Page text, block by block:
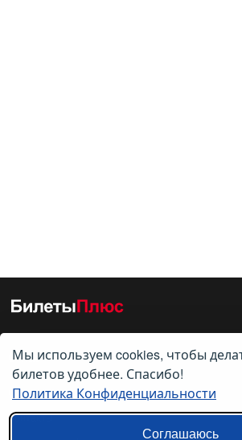
О нас
О компании
Контакты
Мы используем cookies, чтобы
билетов удобнее. Спасибо!
Политика Конфиденциальности
Соглашаюсь